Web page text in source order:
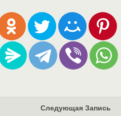
Следующая Запись